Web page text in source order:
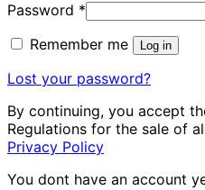
Password *
Remember me
Log in
Lost your password?
By continuing, you accept
Regulations for the sale of
Privacy Policy
You dont have an account